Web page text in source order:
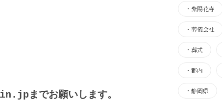
までお願いします。
・ 紫陽花寺
・ 葬儀会社
・ 葬式
・ 都内
・ 静岡県